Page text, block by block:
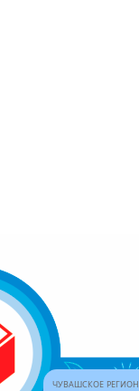
ЧУВАШСКОЕ